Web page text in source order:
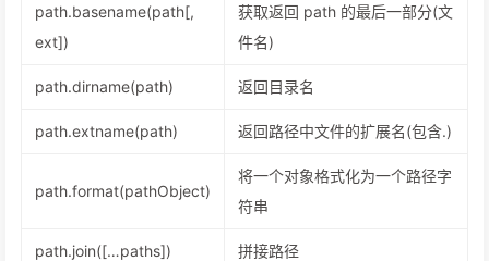
path.basename(path[,
ext])
获取返回 path 的最后一部分(文
件名)
path.dirname(path) 返回目录名
path.extname(path) 返回路径中文件的扩展名(包含.)
path.format(pathObject)
将一个对象格式化为一个路径字
符串
path.join([…paths]) 拼接路径